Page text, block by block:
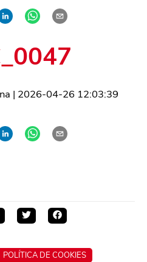
| 2026-04-26 12:03:39
POLÍTICA DE COOKIES